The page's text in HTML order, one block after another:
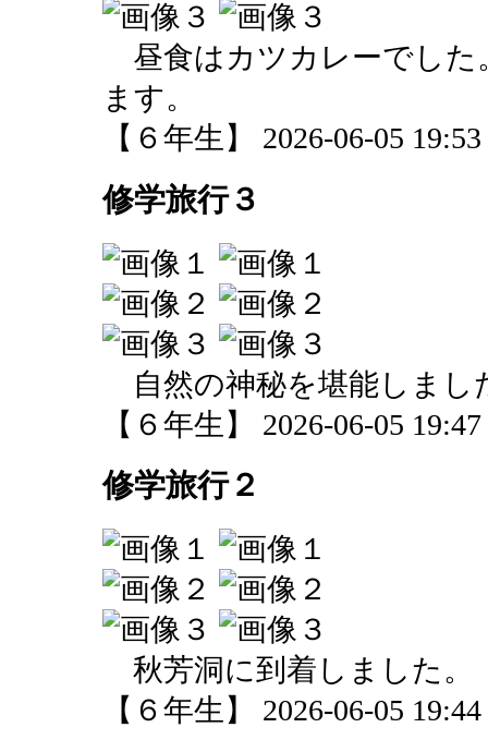
昼食はカツカレーでした
ます。
【６年生】 2026-06-05
修学旅行３
自然の神秘を堪能しまし
【６年生】 2026-06-05
修学旅行２
秋芳洞に到着しました。
【６年生】 2026-06-05